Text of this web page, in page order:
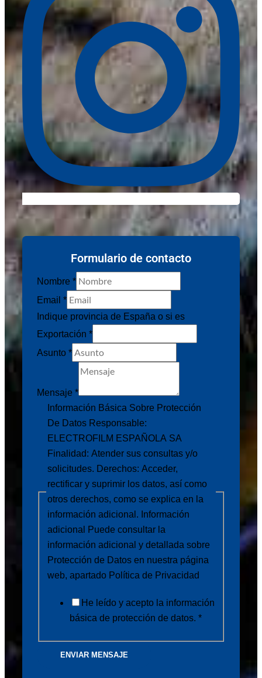
Formulario de contacto
Nombre *
Email *
Indique provincia de España o si es
Exportación *
Asunto *
Mensaje *
Mensaje
Responsable:
Información Básica Sobre Protección
De Datos Responsable:
ELECTROFILM ESPAÑOLA SA
Finalidad: Atender sus consultas y/o
solicitudes. Derechos: Acceder,
rectificar y suprimir los datos, así como
otros derechos, como se explica en la
información adicional. Información
adicional Puede consultar la
información adicional y detallada sobre
Protección de Datos en nuestra página
web, apartado Política de Privacidad
He leído y acepto la información
básica de protección de datos. *
ENVIAR MENSAJE